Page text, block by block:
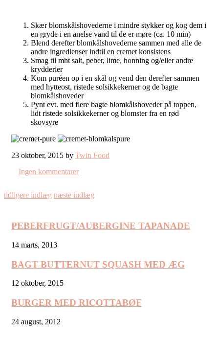
Skær blomskålshovederne i mindre stykker og kog dem i
en gryde i en anelse vand til de er møre (ca. 10 min)
Blend derefter blomkålshovederne sammen med alle de
andre ingredienser indtil en cremet konsistens
Smag til mht salt, peber, lime, honning og/eller andre
krydderier
Kom puréen op i en skål og vend den derefter sammen
med hytteost, ristede solsikkekerner og de bagte
blomkålshoveder
Pynt evt. med flere bagte blomkålshoveder på toppen,
lidt ristede solsikkekerner og blomster fra en rød
skovsyre
23 oktober, 2015 by Twin Food
Ingen kommentarer
tidligere indlæg næste indlæg
PEBERFRUGT/AUBERGINE TAPANADE
14 marts, 2013
BAGT BUTTERNUT SQUASH MED ÆG
12 oktober, 2015
BURGER MED RICOTTABØF
24 august, 2012